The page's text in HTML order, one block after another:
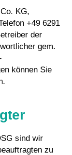
KG,
+49 6291
der
gem.
können Sie
sind wir
zu